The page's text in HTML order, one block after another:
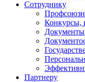
Сотруднику
Конкурсы,
Документы
Партнеру